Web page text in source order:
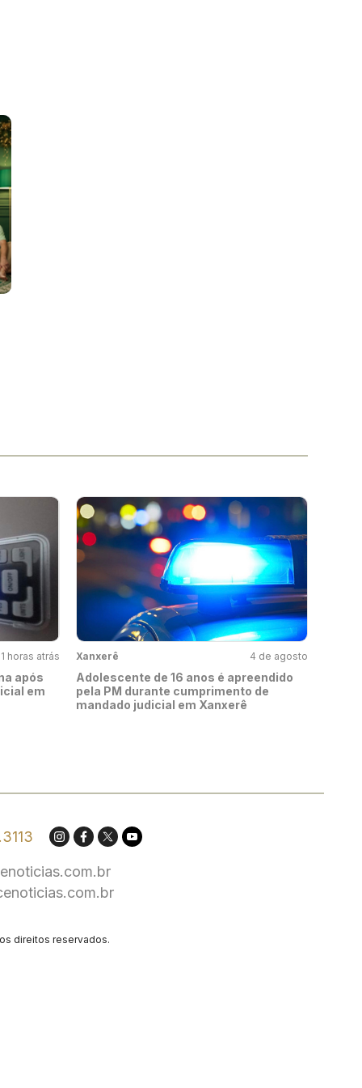
horas atrás
após
em
Xanxerê 4 de agosto
Adolescente de 16 anos é apreendido
pela PM durante cumprimento de
mandado judicial em Xanxerê
direitos reservados.